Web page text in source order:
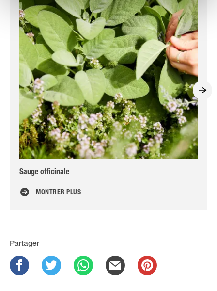
Sauge officinale
MONTRER PLUS
Partager